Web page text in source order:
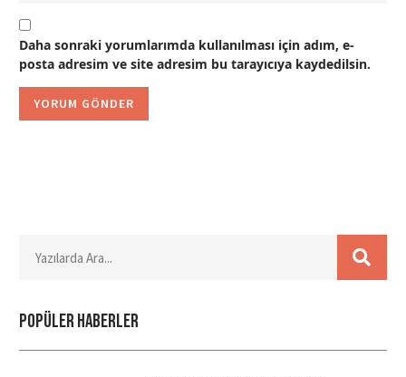
Daha sonraki yorumlarımda kullanılması için adım, e-
posta adresim ve site adresim bu tarayıcıya kaydedilsin.
Popüler haberler